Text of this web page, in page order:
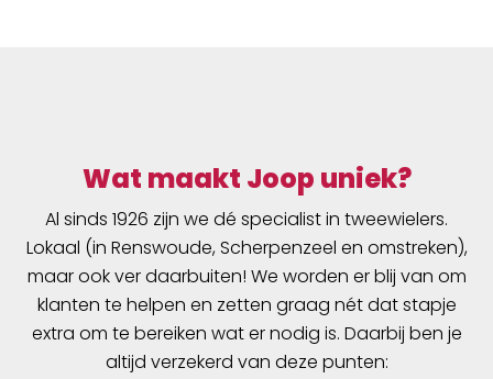
Wat maakt Joop uniek?
Al sinds 1926 zijn we dé specialist in tweewielers.
Lokaal (in Renswoude, Scherpenzeel en omstreken),
maar ook ver daarbuiten! We worden er blij van om
klanten te helpen en zetten graag nét dat stapje
extra om te bereiken wat er nodig is. Daarbij ben je
altijd verzekerd van deze punten: